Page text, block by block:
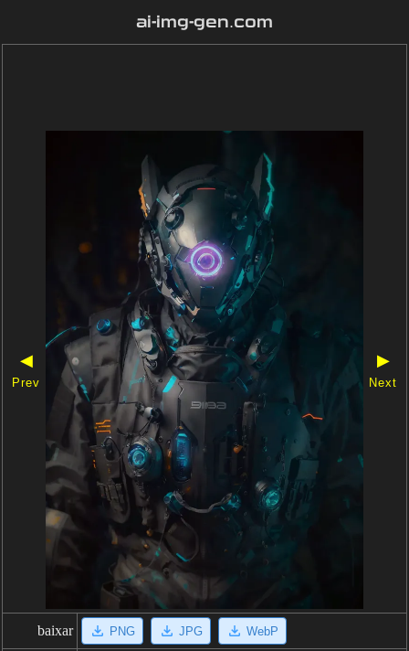
ai-img-gen.com
◀
Prev
▶
Next
baixar PNG JPG WebP